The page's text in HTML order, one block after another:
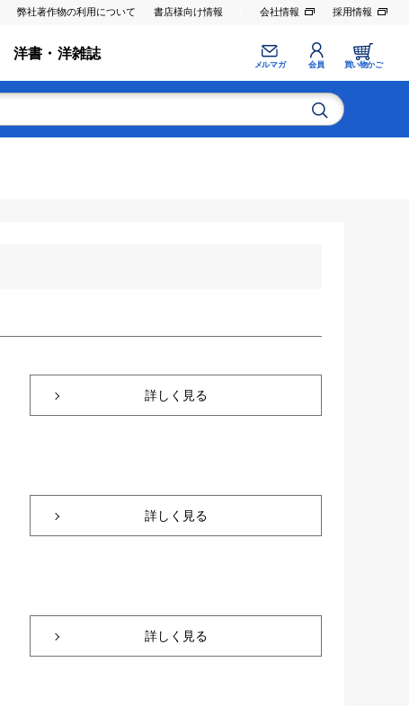
弊社著作物の利用について 書店様向け情報 会社情報 採用情報
洋書・洋雑誌
メルマガ 会員 買い物かご
詳しく見る
詳しく見る
詳しく見る